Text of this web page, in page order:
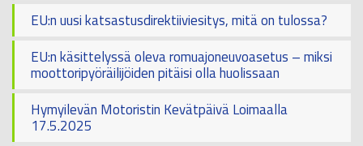
EU:n uusi katsastusdirektiiviesitys, mitä on tulossa?
EU:n käsittelyssä oleva romuajoneuvoasetus – miksi
moottoripyöräilijöiden pitäisi olla huolissaan
Hymyilevän Motoristin Kevätpäivä Loimaalla
17.5.2025